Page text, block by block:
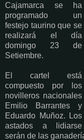
Cajamarca se ha
programado un
festejo taurino que se
realizará el día
domingo 23 de
Setiembre.
El cartel está
compuesto por los
novilleros nacionales
Emilio Barrantes y
Eduardo Muñoz. Los
astados a lidiarse
serán de las